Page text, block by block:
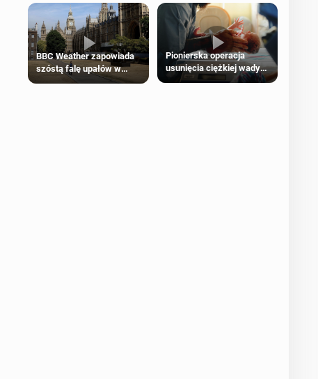
BBC Weather zapowiada
szóstą falę upałów w
Londynie
Pionierska operacja
usunięcia ciężkiej wady
wrodzonej płodu w łonie